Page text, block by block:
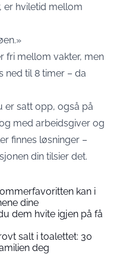
er hviletid mellom
fri mellom vakter, men
ned til 8 timer – da
er satt opp, også på
med arbeidsgiver og
finnes løsninger –
din tilsier det.
kan i
dine
dem hvite igjen på få
salt i toalettet: 30
deg